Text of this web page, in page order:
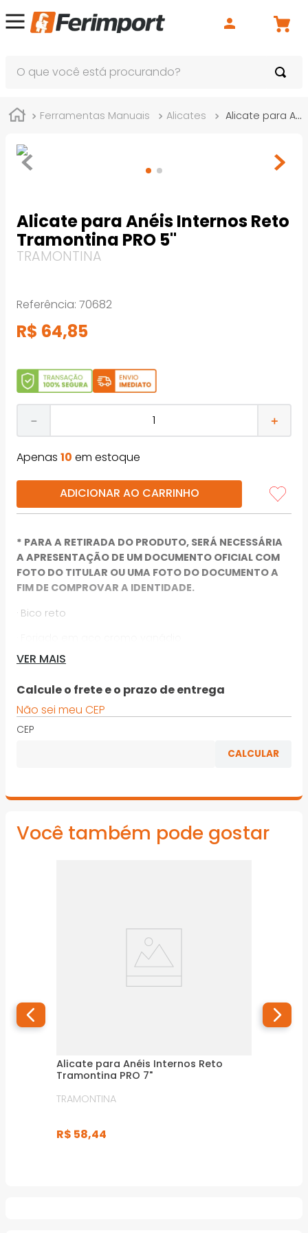
Ferramentas Manuais Alicates Alicate para Anéis Internos Reto Tramontina PRO 5"
Alicate para Anéis Internos Reto
Tramontina PRO 5"
TRAMONTINA
Referência: 70682
R$ 64,85
＋
－
Apenas 10 em estoque
ADICIONAR AO CARRINHO
* PARA A RETIRADA DO PRODUTO, SERÁ NECESSÁRIA
A APRESENTAÇÃO DE UM DOCUMENTO OFICIAL COM
FOTO DO TITULAR OU UMA FOTO DO DOCUMENTO A
FIM DE COMPROVAR A IDENTIDADE.
· Bico reto
· Acabamento fosfatizado
· Têmpera total no corpo
· Cabos com revestimento especial
VER MAIS
Calcule o frete e o prazo de entrega
Não sei meu CEP
CEP
Você também pode gostar
Alicate para Anéis Internos Reto
Tramontina PRO 7"
TRAMONTINA
R$ 58,44